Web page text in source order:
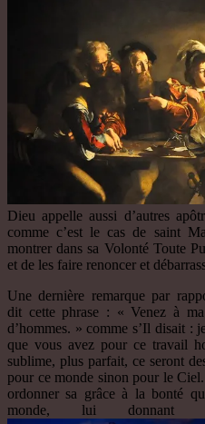
Dieu appelle aussi d’autres
comme c’est le cas de saint
montrer dans sa Volonté Toute
et de les faire renoncer et
Une dernière remarque par
dit cette phrase : « Venez à
d’hommes. » comme s’Il disait :
que vous avez pour ce travail
sublime, plus parfait, ce seront
pour ce monde sinon pour le
ordonner sa grâce à la bonté
monde, lui donnant